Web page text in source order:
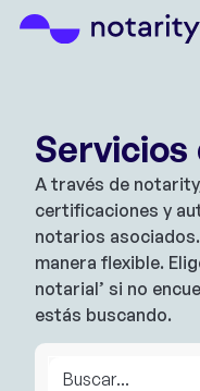
A través de
certificaciones y
notarios
manera flexible.
notarial’ si no
estás buscando.